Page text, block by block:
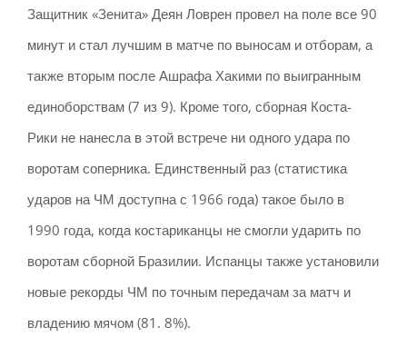
Защитник «Зенита» Деян Ловрен провел на поле все 90
минут и стал лучшим в матче по выносам и отборам, а
также вторым после Ашрафа Хакими по выигранным
единоборствам (7 из 9). Кроме того, сборная Коста-
Рики не нанесла в этой встрече ни одного удара по
воротам соперника. Единственный раз (статистика
ударов на ЧМ доступна с 1966 года) такое было в
1990 года, когда костариканцы не смогли ударить по
воротам сборной Бразилии. Испанцы также установили
новые рекорды ЧМ по точным передачам за матч и
владению мячом (81. 8%).